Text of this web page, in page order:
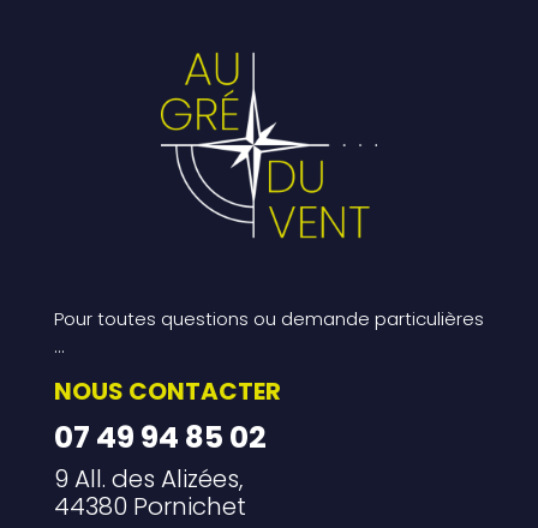
Pour toutes questions ou demande particulières
…
NOUS CONTACTER
07 49 94 85 02
9 All. des Alizées,
44380 Pornichet